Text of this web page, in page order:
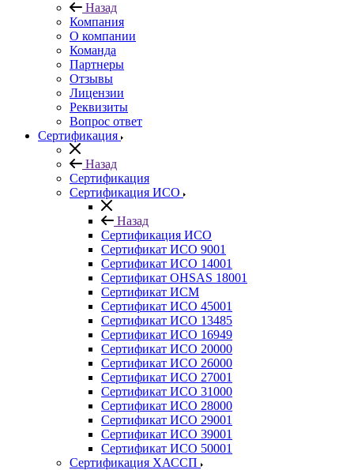
Назад
Компания
О компании
Команда
Партнеры
Отзывы
Лицензии
Реквизиты
Вопрос ответ
Сертификация
Назад
Сертификация
Сертификация ИСО
Назад
Сертификация ИСО
Сертификат ИСО 9001
Сертификат ИСО 14001
Сертификат OHSAS 18001
Сертификат ИСМ
Сертификат ИСО 45001
Сертификат ИСО 13485
Сертификат ИСО 16949
Сертификат ИСО 20000
Сертификат ИСО 26000
Сертификат ИСО 27001
Сертификат ИСО 31000
Сертификат ИСО 28000
Сертификат ИСО 29001
Сертификат ИСО 39001
Сертификат ИСО 50001
Сертификация ХАССП